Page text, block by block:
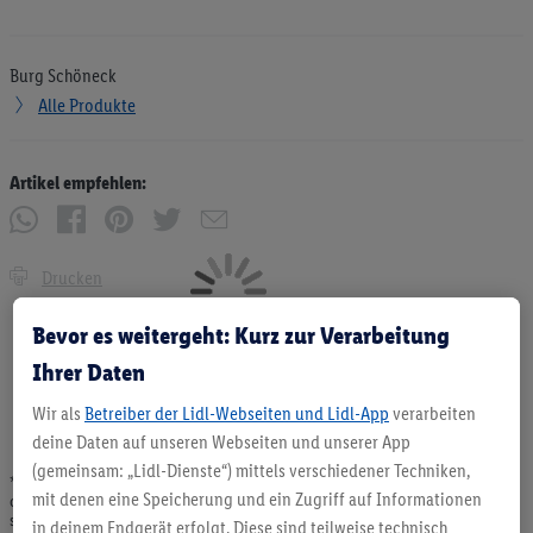
Burg Schöneck
Alle Produkte
Artikel empfehlen:
Drucken
* Angebote solange Vorrat. Abgabe nur in haushaltsüblichen Mengen. Verkauf
ohne Dekoration. Die hier beworbenen Produkte, vor allem NonFood-Produkte,
sind nicht alle dauerhaft im Sortiment. Abbildungen ähnlich.
Bevor es weitergeht: Kurz zur Verarbeitung
Ihrer Daten
Wir als Betreiber der Lidl-Webseiten und Lidl-App verarbeiten
deine Daten auf unseren Webseiten und unserer App
(gemeinsam: „Lidl-Dienste“) mittels verschiedener Techniken,
mit denen eine Speicherung und ein Zugriff auf Informationen
in deinem Endgerät erfolgt. Diese sind teilweise technisch